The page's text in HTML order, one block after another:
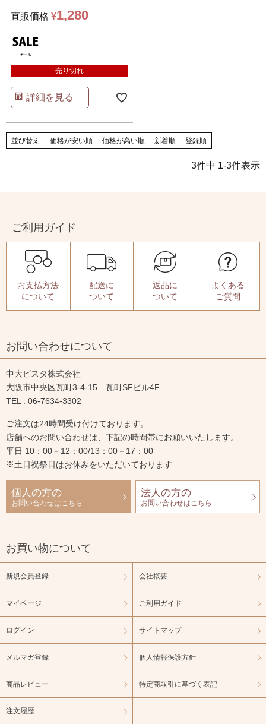
直販価格 ¥1,280
売り切れ
詳細を見る
並び替え 価格が安い順 価格が高い順 新着順 登録順
3件中 1-3件表示
ご利用ガイド
お支払方法
について
配送に
ついて
返品に
ついて
よくある
ご質問
お問い合わせについて
中大ビスタ株式会社
大阪市中央区瓦町3-4-15 瓦町SFビル4F
TEL : 06-7634-3302
ご注文は24時間受け付けております。
店舗へのお問い合わせは、下記の時間帯にお願いいたします。
平日 10：00－12：00/13：00－17：00
※土日祝祭日はお休みをいただいております
個人の方の
お問い合わせはこちら
法人の方の
お問い合わせはこちら
お買い物について
新規会員登録
マイページ
ログイン
メルマガ登録
商品レビュー
注文履歴
会社概要
ご利用ガイド
サイトマップ
個人情報保護方針
特定商取引に基づく表記